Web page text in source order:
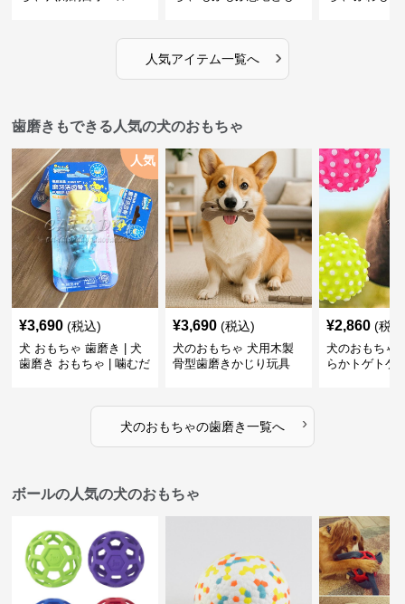
人気アイテム一覧へ ›
歯磨きもできる人気の犬のおもちゃ
人気
¥3,690 (税込)
犬 おもちゃ 歯磨き | 犬
歯磨き おもちゃ | 噛むだ
¥3,690 (税込)
犬のおもちゃ 犬用木製
骨型歯磨きかじり玩具
¥2,860 (税
犬のおもちゃ
らかトゲトゲ
犬のおもちゃの歯磨き一覧へ ›
ボールの人気の犬のおもちゃ